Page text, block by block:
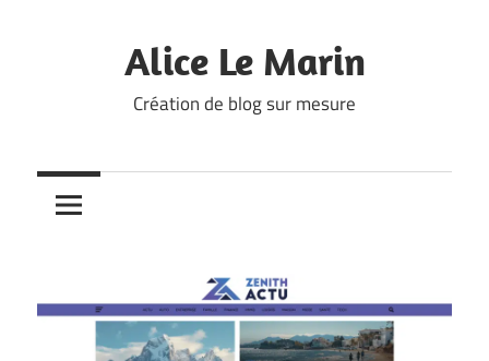
Alice Le Marin
Création de blog sur mesure